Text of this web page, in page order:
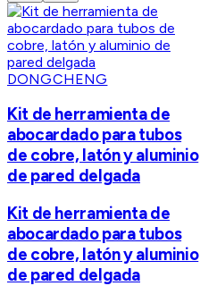
DONGCHENG
Kit de herramienta de
abocardado para tubos
de cobre, latón y aluminio
de pared delgada
Kit de herramienta de
abocardado para tubos
de cobre, latón y aluminio
de pared delgada